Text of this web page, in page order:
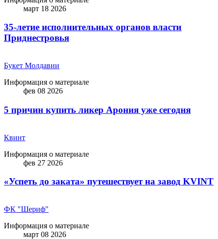
март 18 2026
35-летие исполнительных органов власти
Приднестровья
Букет Молдавии
Информация о материале
фев 08 2026
5 причин купить ликep Арония уже сегодня
Квинт
Информация о материале
фев 27 2026
«Успеть до заката» путешествует на завод KVINT
ФК "Шериф"
Информация о материале
март 08 2026